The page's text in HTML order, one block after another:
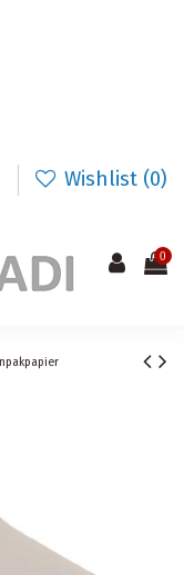
Wishlist (0)
0